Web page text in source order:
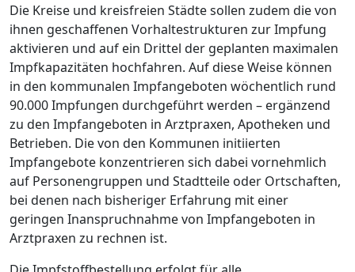
Die Kreise und kreisfreien Städte sollen zudem die von
ihnen geschaffenen Vorhaltestrukturen zur Impfung
aktivieren und auf ein Drittel der geplanten maximalen
Impfkapazitäten hochfahren. Auf diese Weise können
in den kommunalen Impfangeboten wöchentlich rund
90.000 Impfungen durchgeführt werden – ergänzend
zu den Impfangeboten in Arztpraxen, Apotheken und
Betrieben. Die von den Kommunen initiierten
Impfangebote konzentrieren sich dabei vornehmlich
auf Personengruppen und Stadtteile oder Ortschaften,
bei denen nach bisheriger Erfahrung mit einer
geringen Inanspruchnahme von Impfangeboten in
Arztpraxen zu rechnen ist.